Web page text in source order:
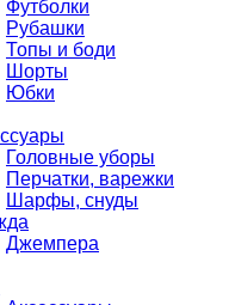
Футболки
Рубашки
Топы и боди
Шорты
Юбки
Головные уборы
Перчатки, варежки
Шарфы, снуды
Джемпера